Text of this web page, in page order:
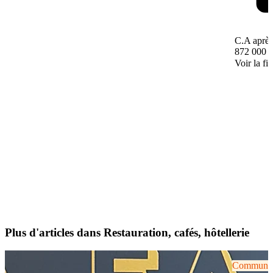
C.A
872 000 €
Voir la
Plus d'articles dans Restauration, cafés, hôtellerie